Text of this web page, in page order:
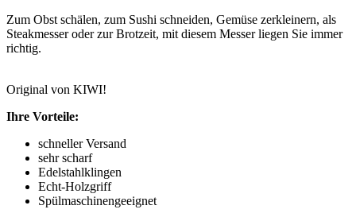
Zum Obst schälen, zum Sushi schneiden, Gemüse zerkleinern, als
Steakmesser oder zur Brotzeit, mit diesem Messer liegen Sie immer
richtig.
Original von KIWI!
Ihre Vorteile:
schneller Versand
sehr scharf
Edelstahlklingen
Echt-Holzgriff
Spülmaschinengeeignet